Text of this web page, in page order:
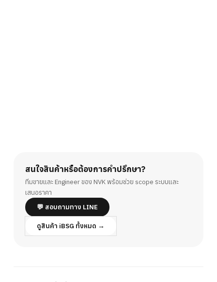
สนใจสินค้าหรือต้องการคำปรึกษา?
ทีมขายและ Engineer ของ NVK พร้อมช่วย scope ระบบและ
เสนอราคา
💬 สอบถามทาง LINE
ดูสินค้า iBSG ทั้งหมด →